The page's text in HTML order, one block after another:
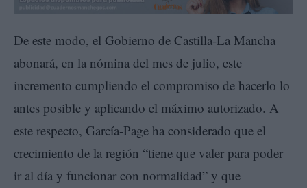
De este modo, el Gobierno de Castilla-La Mancha
abonará, en la nómina del mes de julio, este
incremento cumpliendo el compromiso de hacerlo lo
antes posible y aplicando el máximo autorizado. A
este respecto, García-Page ha considerado que el
crecimiento de la región “tiene que valer para poder
ir al día y funcionar con normalidad” y que